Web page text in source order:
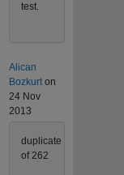
test.
Alican
Bozkurton
24 Nov
2013
duplicate
of 262